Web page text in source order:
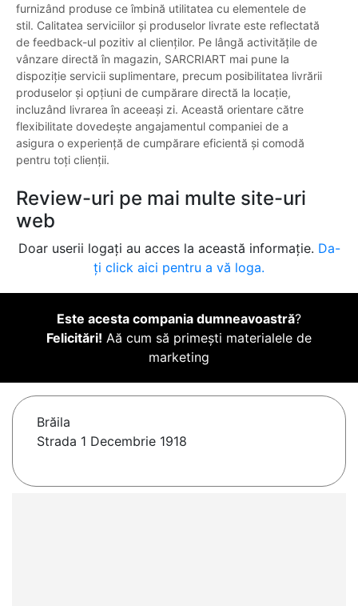
furnizând produse ce îmbină utilitatea cu elementele de
stil. Calitatea serviciilor și produselor livrate este reflectată
de feedback-ul pozitiv al clienților. Pe lângă activitățile de
vânzare directă în magazin, SARCRIART mai pune la
dispoziție servicii suplimentare, precum posibilitatea livrării
produselor și opțiuni de cumpărare directă la locație,
incluzând livrarea în aceeași zi. Această orientare către
flexibilitate dovedește angajamentul companiei de a
asigura o experiență de cumpărare eficientă și comodă
pentru toți clienții.
Review-uri pe mai multe site-uri
web
Doar userii logați au acces la această informație. Da-
ți click aici pentru a vă loga.
Este acesta compania dumneavoastră?
Felicitări! Aă cum să primești materialele de
marketing
Brăila
Strada 1 Decembrie 1918